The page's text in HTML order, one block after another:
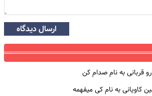
ارسال دیدگاه
قربانی به نام صدام کن
کاویانی به نام کی میفهمه